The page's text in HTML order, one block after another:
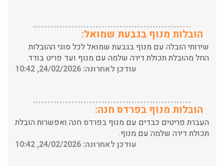
החל מהובלת תכולת דירה שלמה עם מנוף ועד פריט בודד.
עודכן לאחרונה: 24/02/2026, 10:42
תכולת דירה שלמה עם מנוף.
עודכן לאחרונה: 24/02/2026, 10:42